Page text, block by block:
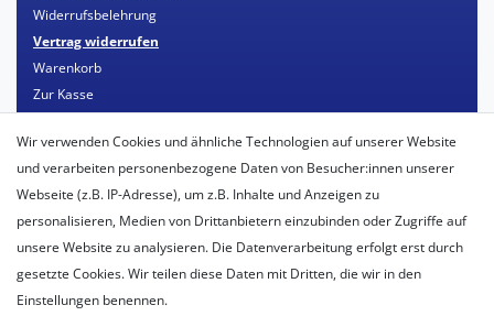
Widerrufsbelehrung
Vertrag widerrufen
Warenkorb
Zur Kasse
Mein Konto
Registrieren
Login
Unternehmen
Wir verwenden Cookies und ähnliche Technologien auf unserer Website
und verarbeiten personenbezogene Daten von Besucher:innen unserer
Webseite (z.B. IP-Adresse), um z.B. Inhalte und Anzeigen zu
personalisieren, Medien von Drittanbietern einzubinden oder Zugriffe auf
unsere Website zu analysieren. Die Datenverarbeitung erfolgt erst durch
gesetzte Cookies. Wir teilen diese Daten mit Dritten, die wir in den
Einstellungen benennen.